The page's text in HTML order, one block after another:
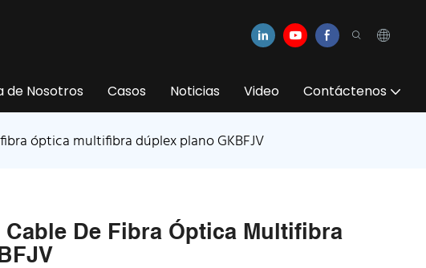
de Nosotros Casos Noticias Video Contáctenos
óptica multifibra dúplex plano GKBFJV
De Fibra Óptica Multifibra